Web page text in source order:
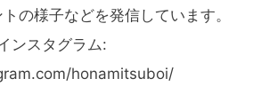
の様子などを発信しています。
ンスタグラム:
honamitsuboi/